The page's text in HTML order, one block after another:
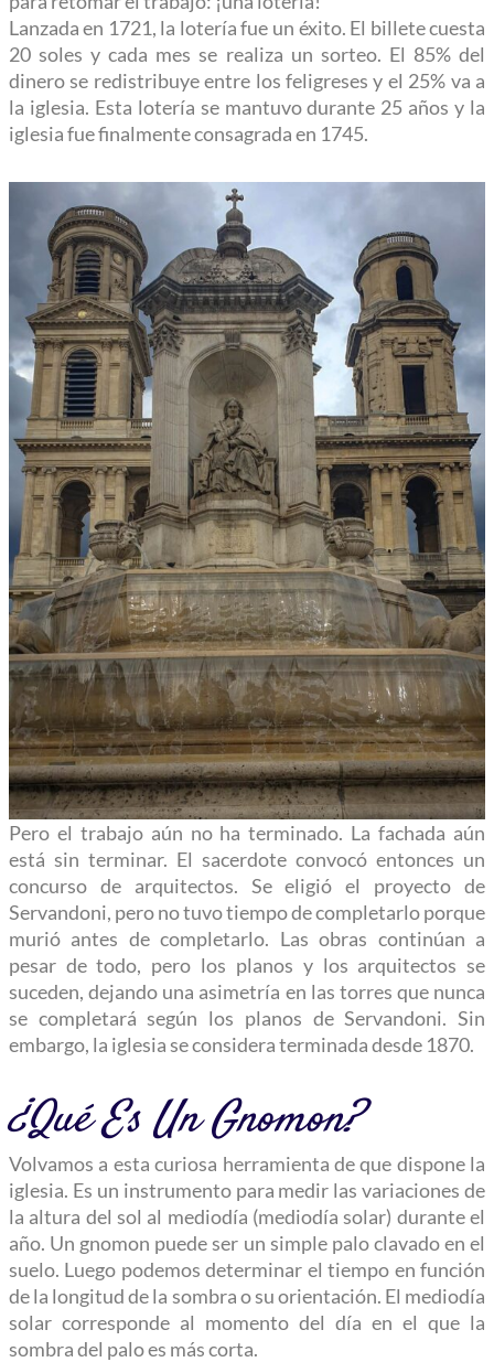
Lanzada en 1721, la lotería fue un éxito. El billete cuesta
20 soles y cada mes se realiza un sorteo. El 85% del
dinero se redistribuye entre los feligreses y el 25% va a
la iglesia. Esta lotería se mantuvo durante 25 años y la
iglesia fue finalmente consagrada en 1745.
Pero el trabajo aún no ha terminado. La fachada aún
está sin terminar. El sacerdote convocó entonces un
concurso de arquitectos. Se eligió el proyecto de
Servandoni, pero no tuvo tiempo de completarlo porque
murió antes de completarlo. Las obras continúan a
pesar de todo, pero los planos y los arquitectos se
suceden, dejando una asimetría en las torres que nunca
se completará según los planos de Servandoni. Sin
embargo, la iglesia se considera terminada desde 1870.
¿Qué Es Un Gnomon?
Volvamos a esta curiosa herramienta de que dispone la
iglesia. Es un instrumento para medir las variaciones de
la altura del sol al mediodía (mediodía solar) durante el
año. Un gnomon puede ser un simple palo clavado en el
suelo. Luego podemos determinar el tiempo en función
de la longitud de la sombra o su orientación. El mediodía
solar corresponde al momento del día en el que la
sombra del palo es más corta.